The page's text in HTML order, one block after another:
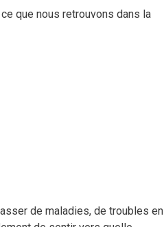
que nous retrouvons dans la
de maladies, de troubles en